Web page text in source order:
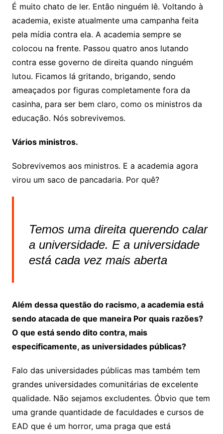
É muito chato de ler. Então ninguém lê. Voltando à
academia, existe atualmente uma campanha feita
pela mídia contra ela. A academia sempre se
colocou na frente. Passou quatro anos lutando
contra esse governo de direita quando ninguém
lutou. Ficamos lá gritando, brigando, sendo
ameaçados por figuras completamente fora da
casinha, para ser bem claro, como os ministros da
educação. Nós sobrevivemos.
Vários ministros.
Sobrevivemos aos ministros. E a academia agora
virou um saco de pancadaria. Por quê?
Temos uma direita querendo calar
a universidade. E a universidade
está cada vez mais aberta
Além dessa questão do racismo, a academia está
sendo atacada de que maneira Por quais razões?
O que está sendo dito contra, mais
especificamente, as universidades públicas?
Falo das universidades públicas mas também tem
grandes universidades comunitárias de excelente
qualidade. Não sejamos excludentes. Óbvio que tem
uma grande quantidade de faculdades e cursos de
EAD que é um horror, uma praga que está